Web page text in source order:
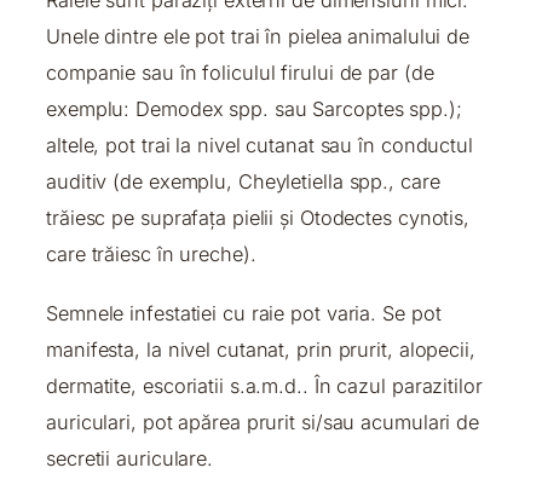
Unele dintre ele pot trai în pielea animalului de
companie sau în foliculul firului de par (de
exemplu: Demodex spp. sau Sarcoptes spp.);
altele, pot trai la nivel cutanat sau în conductul
auditiv (de exemplu, Cheyletiella spp., care
trăiesc pe suprafața pielii și Otodectes cynotis,
care trăiesc în ureche).
Semnele infestatiei cu raie pot varia. Se pot
manifesta, la nivel cutanat, prin prurit, alopecii,
dermatite, escoriatii s.a.m.d.. În cazul parazitilor
auriculari, pot apărea prurit si/sau acumulari de
secretii auriculare.